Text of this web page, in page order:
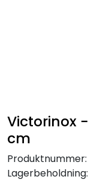
Victorinox
cm
Produktnummer:
Lagerbeholdning: